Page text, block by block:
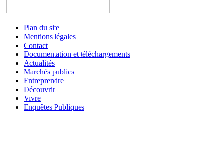
Plan du site
Mentions légales
Contact
Documentation et téléchargements
Actualités
Marchés publics
Entreprendre
Découvrir
Vivre
Enquêtes Publiques